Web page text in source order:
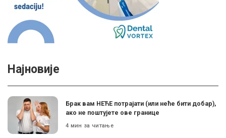
Најновије
Брак вам НЕЋЕ потрајати (или неће бити добар),
ако не поштујете ове границе
4 мин за читање